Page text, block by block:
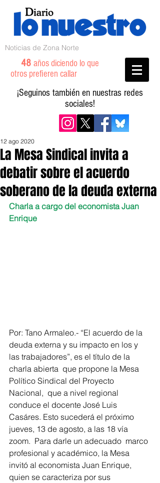
Noticias de Zona Norte
48 años diciendo lo que
otros prefieren callar
¡Seguinos también en nuestras redes
sociales!
La Mesa Sindical invita a
debatir sobre el acuerdo
soberano de la deuda externa
12 ago 2020
Charla a cargo del economista Juan
Enrique
Por: Tano Armaleo.- “El acuerdo de la
deuda externa y su impacto en los y
las trabajadores”, es el título de la
charla abierta  que propone la Mesa
Político Sindical del Proyecto
Nacional,  que a nivel regional
conduce el docente José Luis
Casáres. Esto sucederá el próximo
jueves, 13 de agosto, a las 18 vía
zoom.  Para darle un adecuado  marco
profesional y académico, la Mesa
invitó al economista Juan Enrique,
quien se caracteriza por sus